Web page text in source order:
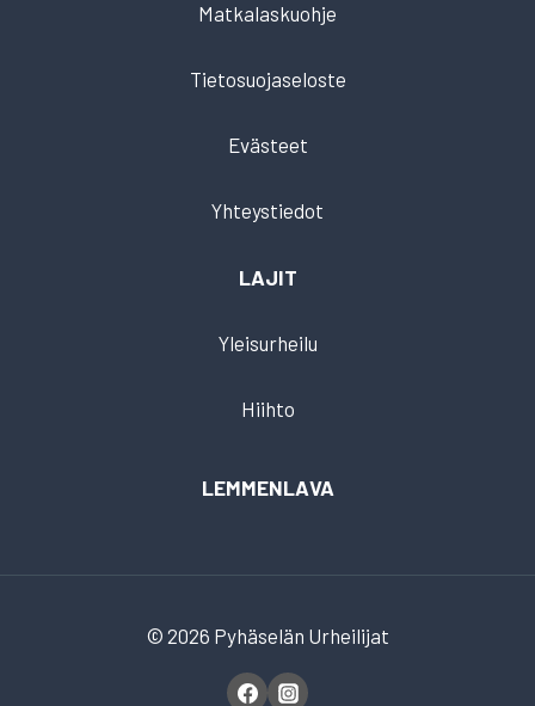
Matkalaskuohje
Tietosuojaseloste
Evästeet
Yhteystiedot
LAJIT
Yleisurheilu
Hiihto
LEMMENLAVA
© 2026 Pyhäselän Urheilijat